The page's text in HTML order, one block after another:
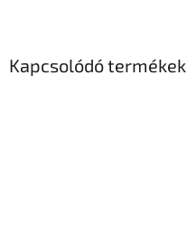
Kapcsolódó termékek